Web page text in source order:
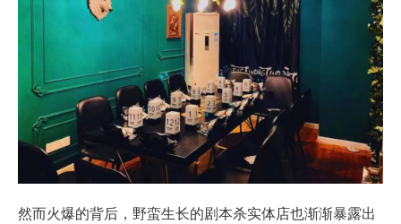
然而火爆的背后，野蛮生长的剧本杀实体店也渐渐暴露出